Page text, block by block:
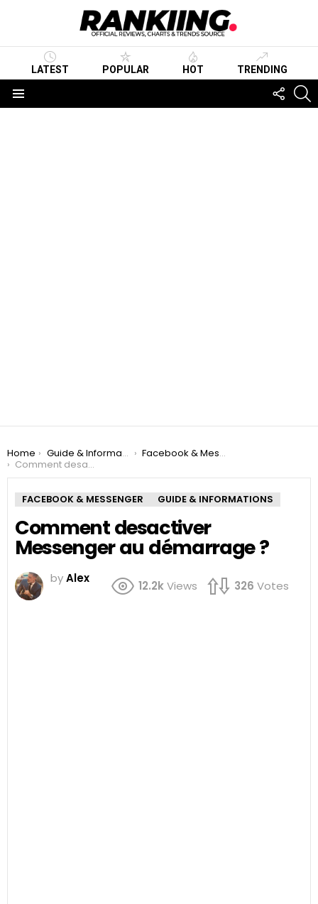
LATEST POPULAR HOT TRENDING
US
You are here:
Home Guide & Informations
Facebook & Messenger
Comment desactiver Messenger au démarrage ?
FACEBOOK & MESSENGER GUIDE & INFORMATIONS
Comment desactiver
Messenger au démarrage ?
byAlex
12.2kViews 326 Votes